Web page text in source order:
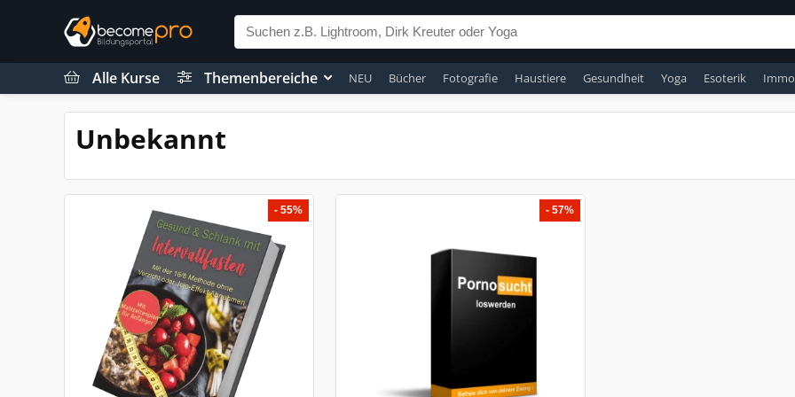
Alle Kurse Themenbereiche NEU Bücher Fotografie Haustiere Gesundheit Yoga Esoterik
Unbekannt
- 55% - 57%